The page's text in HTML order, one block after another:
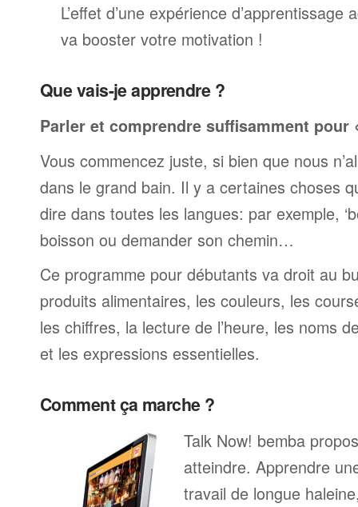
L’effet d’une expérience
va booster votre motivation !
Que vais-je apprendre ?
Parler et comprendre suffisamment pour
Vous commencez juste, si bien que nous
dans le grand bain. Il y a certaines choses
dire dans toutes les langues: par exemple,
boisson ou demander son chemin…
Ce programme pour débutants va droit au
produits alimentaires, les couleurs, les
les chiffres, la lecture de l’heure, les noms
et les expressions essentielles.
Comment ça marche ?
Talk Now! bemba
atteindre. Apprendre
travail de longue